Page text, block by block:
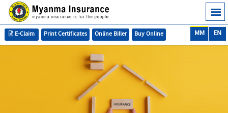
EN
MM
Buy Online
Online Biller
Print Certificates
E-Claim